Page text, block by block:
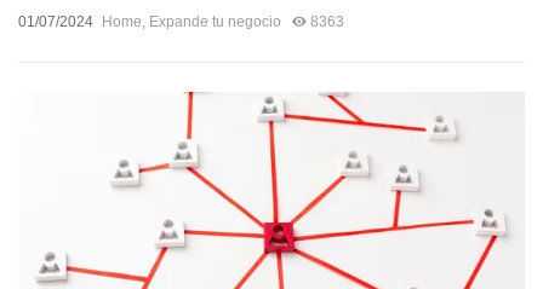
01/07/2024 Home, Expande tu negocio 8363